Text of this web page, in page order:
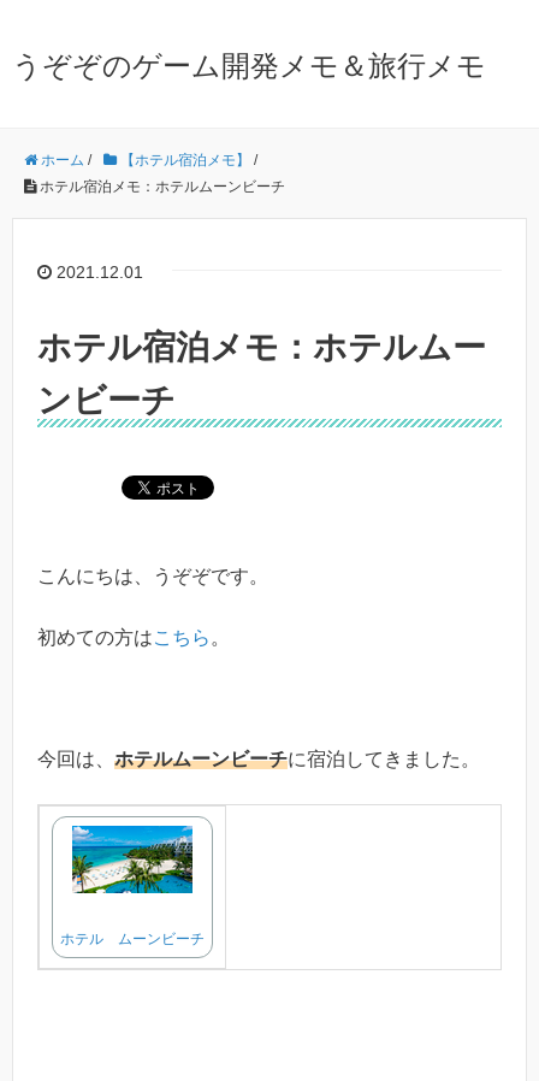
うぞぞのゲーム開発メモ＆旅行メモ
ホーム / 【ホテル宿泊メモ】
/
ホテル宿泊メモ：ホテルムーンビーチ
2021.12.01
ホテル宿泊メモ：ホテルムー
ンビーチ
こんにちは、うぞぞです。
初めての方はこちら 。
今回は、 ホテルムーンビーチに宿泊してきました。
ホテル ムーンビーチ